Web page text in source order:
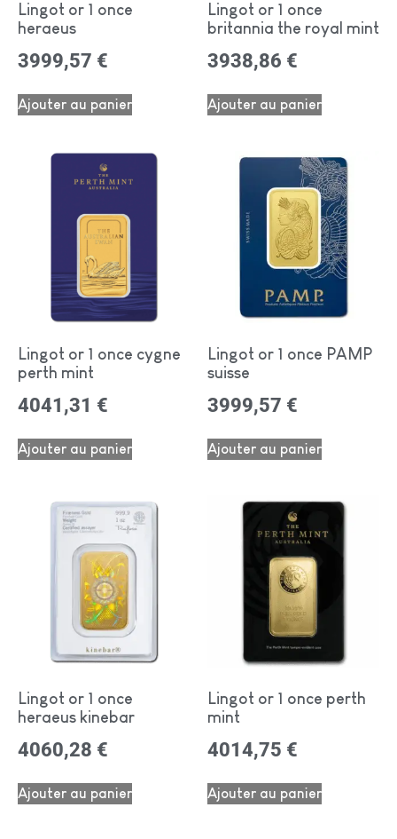
Lingot or 1 once
heraeus
3999,57 €
Ajouter au panier
Lingot or 1 once
britannia the royal mint
3938,86 €
Ajouter au panier
Lingot or 1 once cygne
perth mint
4041,31 €
Ajouter au panier
Lingot or 1 once PAMP
suisse
3999,57 €
Ajouter au panier
Lingot or 1 once
heraeus kinebar
4060,28 €
Ajouter au panier
Lingot or 1 once perth
mint
4014,75 €
Ajouter au panier